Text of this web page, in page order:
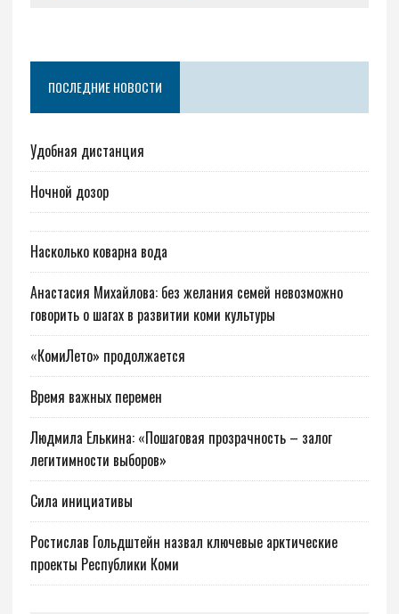
ПОСЛЕДНИЕ НОВОСТИ
Удобная дистанция
Ночной дозор
Насколько коварна вода
Анастасия Михайлова: без желания семей невозможно
говорить о шагах в развитии коми культуры
«КомиЛето» продолжается
Время важных перемен
Людмила Елькина: «Пошаговая прозрачность – залог
легитимности выборов»
Сила инициативы
Ростислав Гольдштейн назвал ключевые арктические
проекты Республики Коми